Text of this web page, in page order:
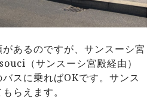
あるのですが、サンスーシ宮
（サンスーシ宮殿経由）
スに乗ればOKです。サンス
らえます。